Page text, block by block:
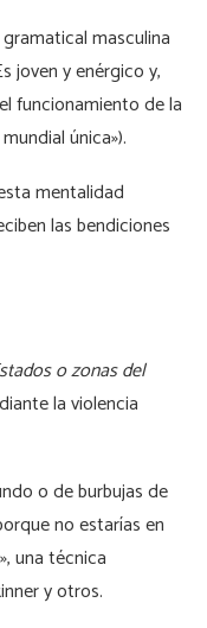
masculina
joven y enérgico y,
funcionamiento de la
única»).
mentalidad
las bendiciones
o zonas del
la violencia
o de burbujas de
no estarías en
», una técnica
y otros.